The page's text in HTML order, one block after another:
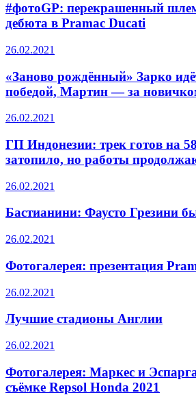
#фотоGP: перекрашенный
дебюта в Pramac Ducati
26.02.2021
«Заново рождённый» Зарко
победой, Мартин — за
26.02.2021
ГП Индонезии: трек готов на
затопило, но работы
26.02.2021
Бастианини: Фаусто Грезини
26.02.2021
Фотогалерея: презентация
26.02.2021
Лучшие стадионы Англии
26.02.2021
Фотогалерея: Маркес и
съёмке Repsol Honda 2021